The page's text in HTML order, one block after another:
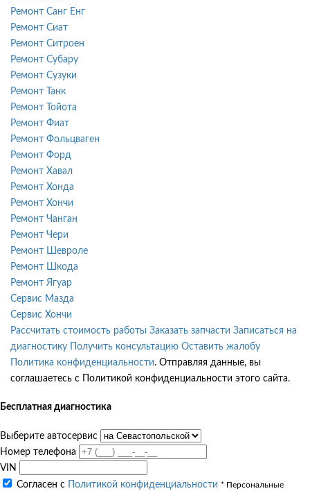
Ремонт Санг Енг
Ремонт Сиат
Ремонт Ситроен
Ремонт Субару
Ремонт Сузуки
Ремонт Танк
Ремонт Тойота
Ремонт Фиат
Ремонт Фольцваген
Ремонт Форд
Ремонт Хавал
Ремонт Хонда
Ремонт Хончи
Ремонт Чанган
Ремонт Чери
Ремонт Шевроле
Ремонт Шкода
Ремонт Ягуар
Сервис Мазда
Сервис Хончи
Рассчитать стоимость работы Заказать запчасти Записаться на
диагностику
Получить консультацию Оставить жалобу
Политика конфиденциальности. Отправляя данные, вы
соглашаетесь с Политикой конфиденциальности этого сайта.
Бесплатная диагностика
Выберите автосервис
Номер телефона
VIN
Согласен с
Политикой конфиденциальности * Персональные